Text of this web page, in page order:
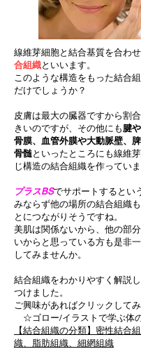
線維芽細胞と結合基質を合わせ
合組織といいます。
このような構造をもった結合
だけでしょうか？
皮膚は最大の臓器ですから割
きいのですが、その他にも腱
骨膜、血管外膜や大動脈壁、脾
骨髄といったところにも線維
じ構造の結合組織を作っていま
プラスBSでサポートするとい
みならず他の場所の結合組織
とにつながりそうですね。
美肌は関係ないから、他の部
いからと思っている方も是非
してみませんか。
結合組織をわかりやすく解説
つけました。
ご興味があればクリックして
☆ゴロー/イラストで学ぶ体
【結合組織の分類】密性結合
織、脂肪組織、細網組織